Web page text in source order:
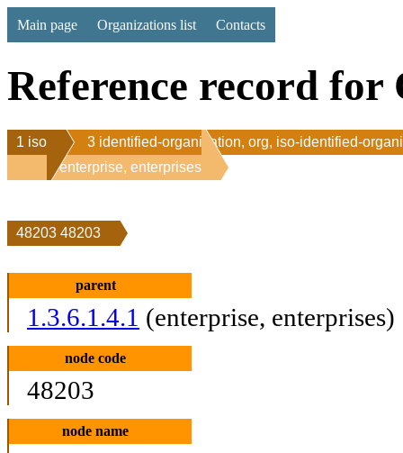
Main page Organizations list Contacts
Reference record for
1 iso
3 identified-organization, org, iso-identified-
1 enterprise, enterprises
48203 48203
parent
1.3.6.1.4.1 (enterprise, enterprises)
node code
48203
node name